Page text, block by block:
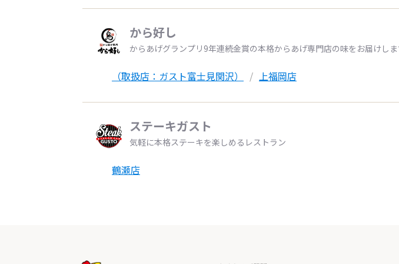
から好し
からあげグランプリ9年連続金賞の本格からあげ専門店の味をお届けしま
（取扱店：ガスト富士見関沢） 上福岡店
ステーキガスト
気軽に本格ステーキを楽しめるレストラン
鶴瀬店